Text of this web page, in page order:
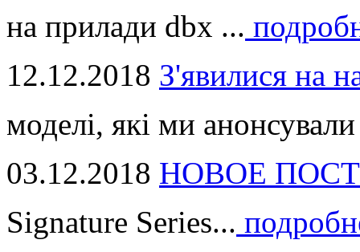
на прилади dbx ...
12.12.2018 З'явилися на
моделі, які ми
03.12.2018 НОВОЕ
Signature Series...